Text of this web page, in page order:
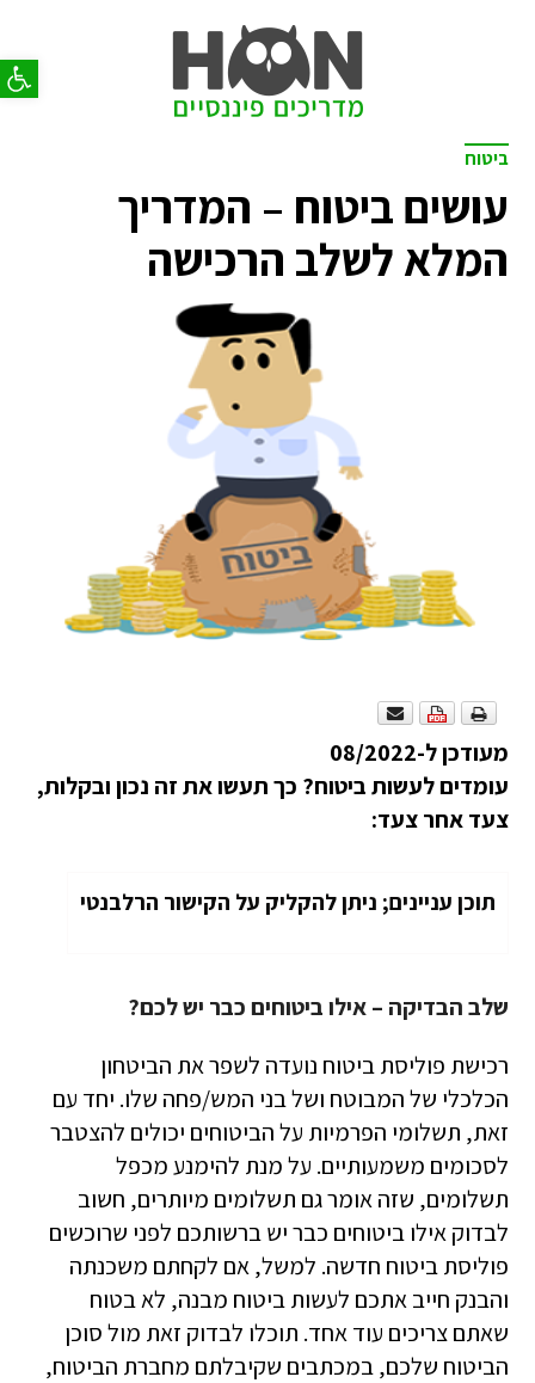
פתח
ביטוח
עושים ביטוח – המדריך
המלא לשלב הרכישה
מעודכן ל-08/2022
עומדים לעשות ביטוח? כך תעשו את זה נכון ובקלות,
צעד אחר צעד:
תוכן עניינים; ניתן להקליק על הקישור הרלבנטי
שלב הבדיקה – אילו ביטוחים כבר יש לכם?
רכישת פוליסת ביטוח נועדה לשפר את הביטחון
הכלכלי של המבוטח ושל בני המש/פחה שלו. יחד עם
זאת, תשלומי הפרמיות על הביטוחים יכולים להצטבר
לסכומים משמעותיים. על מנת להימנע מכפל
תשלומים, שזה אומר גם תשלומים מיותרים, חשוב
לבדוק אילו ביטוחים כבר יש ברשותכם לפני שרוכשים
פוליסת ביטוח חדשה. למשל, אם לקחתם משכנתה
והבנק חייב אתכם לעשות ביטוח מבנה, לא בטוח
שאתם צריכים עוד אחד. תוכלו לבדוק זאת מול סוכן
הביטוח שלכם, במכתבים שקיבלתם מחברת הביטוח,